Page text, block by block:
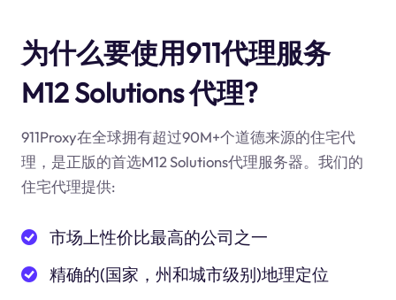
为什么要使用911代理服务
M12 Solutions 代理?
911Proxy在全球拥有超过90M+个道德来源的住宅代
理，是正版的首选M12 Solutions代理服务器。我们的
住宅代理提供:
市场上性价比最高的公司之一
精确的(国家，州和城市级别)地理定位